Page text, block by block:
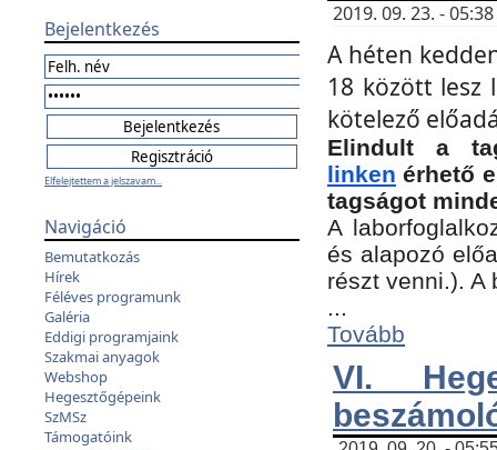
Bejelentkezés
Elfelejtettem a jelszavam...
Navigáció
Bemutatkozás
Hírek
Féléves programunk
Galéria
Eddigi programjaink
Szakmai anyagok
Webshop
Hegesztőgépeink
SzMSz
Támogatóink
2019. 09. 23. -
A héten
18 között lesz
kötelező
Elindult a
linken érhető
tagságot
A
és alapozó
részt venni.).
...
Tovább
VI.